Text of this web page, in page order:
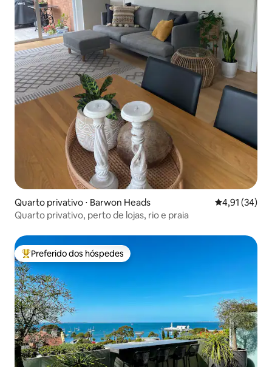
Quarto privativo ⋅ Barwon Heads 4,91 de uma
4,91 (34)
Quarto privativo, perto de lojas, rio e praia
Entre os melhores preferidos dos hóspedes
Preferido dos hóspedes